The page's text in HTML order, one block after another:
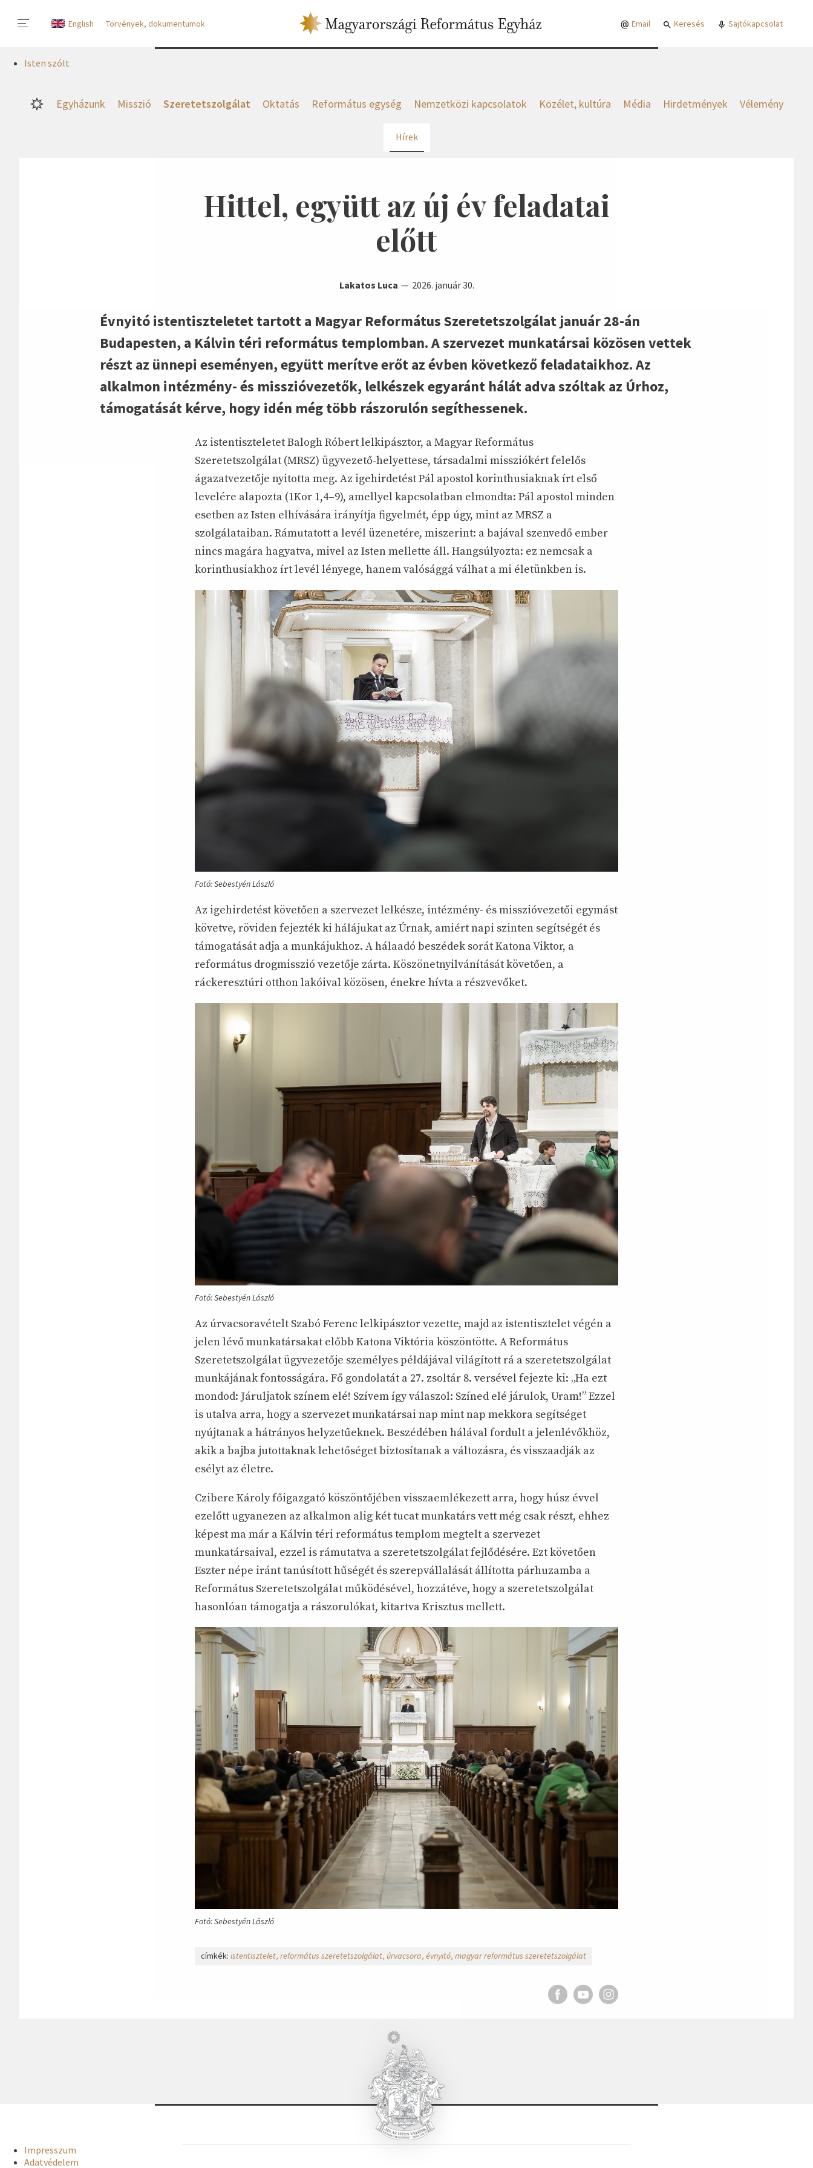
English Törvények, dokumentumok Email Keresés Sajtókapcsolat
Isten szólt
Egyházunk Misszió Szeretetszolgálat Oktatás Református egység Nemzetközi kapcsolatok Közélet, kultúra Média Hirdetmények Vélemény
Hírek
Hittel, együtt az új év feladatai
előtt
Lakatos Luca 2026. január 30.
Évnyitó istentiszteletet tartott a Magyar Református Szeretetszolgálat január 28-án
Budapesten, a Kálvin téri református templomban. A szervezet munkatársai közösen vettek
részt az ünnepi eseményen, együtt merítve erőt az évben következő feladataikhoz. Az
alkalmon intézmény- és misszióvezetők, lelkészek egyaránt hálát adva szóltak az Úrhoz,
támogatását kérve, hogy idén még több rászorulón segíthessenek.
Az istentiszteletet Balogh Róbert lelkipásztor, a Magyar Református
Szeretetszolgálat (MRSZ) ügyvezető-helyettese, társadalmi missziókért felelős
ágazatvezetője nyitotta meg. Az igehirdetést Pál apostol korinthusiaknak írt első
levelére alapozta (1Kor 1,4–9), amellyel kapcsolatban elmondta: Pál apostol minden
esetben az Isten elhívására irányítja figyelmét, épp úgy, mint az MRSZ a
szolgálataiban. Rámutatott a levél üzenetére, miszerint: a bajával szenvedő ember
nincs magára hagyatva, mivel az Isten mellette áll. Hangsúlyozta: ez nemcsak a
korinthusiakhoz írt levél lényege, hanem valósággá válhat a mi életünkben is.
Fotó: Sebestyén László
Az igehirdetést követően a szervezet lelkésze, intézmény- és misszióvezetői egymást
követve, röviden fejezték ki hálájukat az Úrnak, amiért napi szinten segítségét és
támogatását adja a munkájukhoz. A hálaadó beszédek sorát Katona Viktor, a
református drogmisszió vezetője zárta. Köszönetnyilvánítását követően, a
ráckeresztúri otthon lakóival közösen, énekre hívta a részvevőket.
Fotó: Sebestyén László
Az úrvacsoravételt Szabó Ferenc lelkipásztor vezette, majd az istentisztelet végén a
jelen lévő munkatársakat előbb Katona Viktória köszöntötte. A Református
Szeretetszolgálat ügyvezetője személyes példájával világított rá a szeretetszolgálat
munkájának fontosságára. Fő gondolatát a 27. zsoltár 8. versével fejezte ki: „Ha ezt
mondod: Járuljatok színem elé! Szívem így válaszol: Színed elé járulok, Uram!” Ezzel
is utalva arra, hogy a szervezet munkatársai nap mint nap mekkora segítséget
nyújtanak a hátrányos helyzetűeknek. Beszédében hálával fordult a jelenlévőkhöz,
akik a bajba jutottaknak lehetőséget biztosítanak a változásra, és visszaadják az
esélyt az életre.
Czibere Károly főigazgató köszöntőjében visszaemlékezett arra, hogy húsz évvel
ezelőtt ugyanezen az alkalmon alig két tucat munkatárs vett még csak részt, ehhez
képest ma már a Kálvin téri református templom megtelt a szervezet
munkatársaival, ezzel is rámutatva a szeretetszolgálat fejlődésére. Ezt követően
Eszter népe iránt tanúsított hűségét és szerepvállalását állította párhuzamba a
Református Szeretetszolgálat működésével, hozzátéve, hogy a szeretetszolgálat
hasonlóan támogatja a rászorulókat, kitartva Krisztus mellett.
Fotó: Sebestyén László
címkék: istentisztelet református szeretetszolgálat úrvacsora évnyitó magyar református szeretetszolgálat
Impresszum
Adatvédelem